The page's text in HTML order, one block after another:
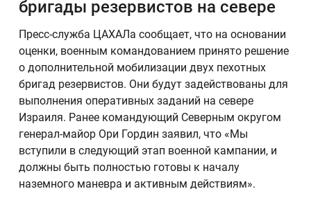
бригады резервистов на севере
Пресс-служба ЦАХАЛа сообщает, что на основании
оценки, военным командованием принято решение
о дополнительной мобилизации двух пехотных
бригад резервистов. Они будут задействованы для
выполнения оперативных заданий на севере
Израиля. Ранее командующий Северным округом
генерал-майор Ори Гордин заявил, что «Мы
вступили в следующий этап военной кампании, и
должны быть полностью готовы к началу
наземного маневра и активным действиям».